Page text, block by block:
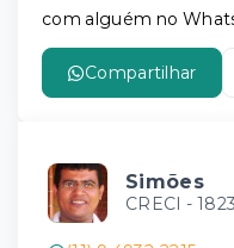
com alguém no
Compartilhar
Simões
CRECI -